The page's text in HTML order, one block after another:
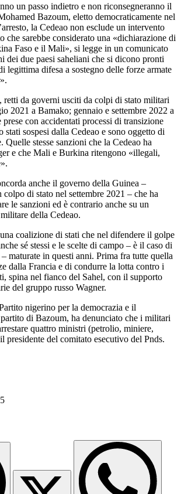
un passo indietro e non riconsegneranno il
Bazoum, eletto democraticamente nel
la Cedeao non esclude un intervento
che sarebbe considerato una «dichiarazione di
Faso e il Mali», si legge in un comunicato
dei due paesi saheliani che si dicono pronti
legittima difesa a sostegno delle forze armate
retti da governi usciti da colpi di stato militari
2021 a Bamako; gennaio e settembre 2022 a
con accidentati processi di transizione
stati sospesi dalla Cedeao e sono oggetto di
Quelle stesse sanzioni che la Cedeao ha
e che Mali e Burkina ritengono «illegali,
anche il governo della Guinea –
di stato nel settembre 2021 – che ha
le sanzioni ed è contrario anche su un
della Cedeao.
coalizione di stati che nel difendere il golpe
sé stessi e le scelte di campo – è il caso di
maturate in questi anni. Prima fra tutte quella
dalla Francia e di condurre la lotta contro i
spina nel fianco del Sahel, con il supporto
del gruppo russo Wagner.
nigerino per la democrazia e il
di Bazoum, ha denunciato che i militari
quattro ministri (petrolio, miniere,
presidente del comitato esecutivo del Pnds.